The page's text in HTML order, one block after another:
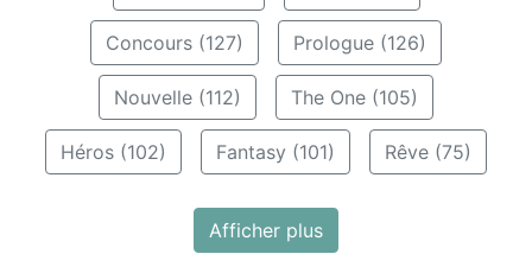
Concours (127) Prologue (126)
Nouvelle (112) The One (105)
Héros (102) Fantasy (101) Rêve (75)
Afficher plus